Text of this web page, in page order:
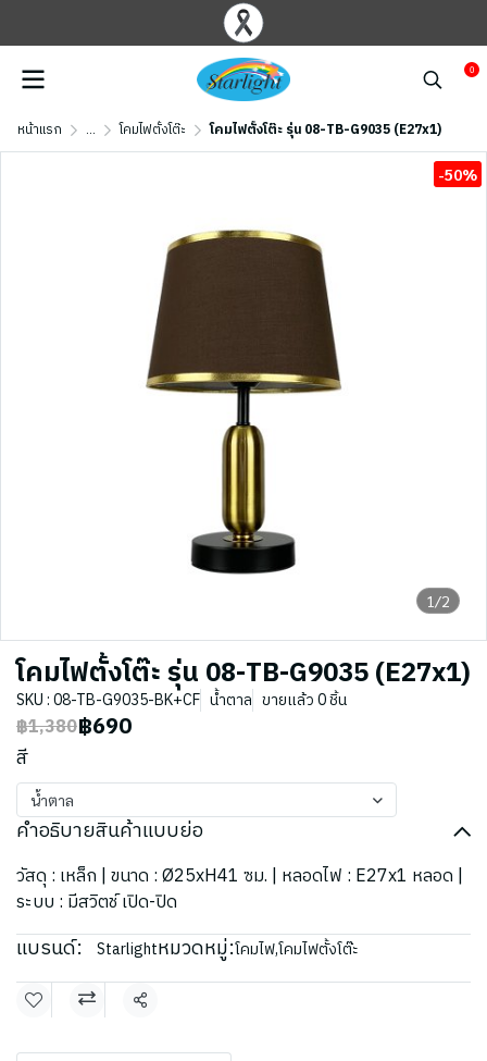
0
หน้าแรก ... โคมไฟตั้งโต๊ะ โคมไฟตั้งโต๊ะ รุ่น 08-TB-G9035 (E27x1)
1/2
-50%
โคมไฟตั้งโต๊ะ รุ่น 08-TB-G9035 (E27x1)
SKU : 08-TB-G9035-BK+CF น้ำตาล ขายแล้ว 0 ชิ้น
฿1,380฿690
สี
น้ำตาล
คำอธิบายสินค้าแบบย่อ
วัสดุ : เหล็ก | ขนาด : Ø25xH41 ซม. | หลอดไฟ : E27x1 หลอด |
ระบบ : มีสวิตช์ เปิด-ปิด
แบรนด์: Starlightหมวดหมู่:โคมไฟ,โคมไฟตั้งโต๊ะ
แชร์